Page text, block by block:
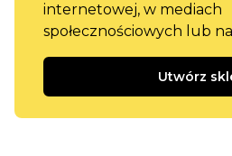
internetowej, w mediach
społecznościowych lub
Utwórz